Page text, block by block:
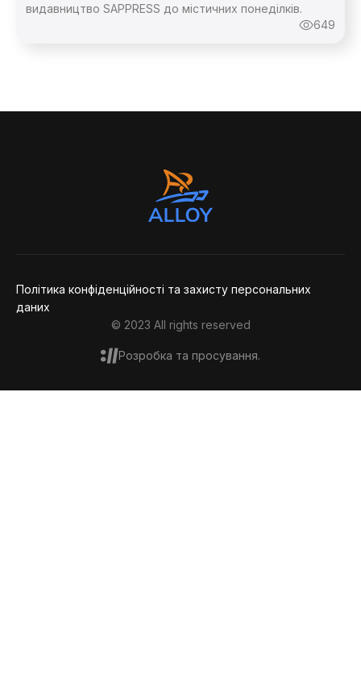
видавництво SAPPRESS до містичних понеділків.
649
Політика конфіденційності та захисту персональних
даних
© 2023 All rights reserved
Розробка та просування.